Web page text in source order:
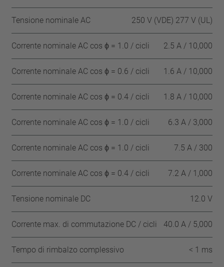
Tensione nominale AC 250 V (VDE) 277 V (UL)
Corrente nominale AC cos ϕ = 1.0 / cicli 2.5 A / 10,000
Corrente nominale AC cos ϕ = 0.6 / cicli 1.6 A / 10,000
Corrente nominale AC cos ϕ = 0.4 / cicli 1.8 A / 10,000
Corrente nominale AC cos ϕ = 1.0 / cicli 6.3 A / 3,000
Corrente nominale AC cos ϕ = 1.0 / cicli 7.5 A / 300
Corrente nominale AC cos ϕ = 0.4 / cicli 7.2 A / 1,000
Tensione nominale DC 12.0 V
Corrente max. di commutazione DC / cicli 40.0 A / 5,000
Tempo di rimbalzo complessivo < 1 ms